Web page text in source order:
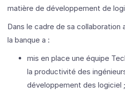
matière de développement de
Dans le cadre de sa collaboration
la banque a :
mis en place une équipe
la productivité des
développement des logiciel ;